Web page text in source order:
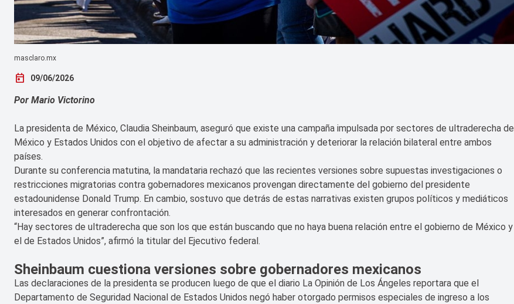
masclaro.mx
today 09/06/2026
Por Mario Victorino
La presidenta de México, Claudia Sheinbaum, aseguró que existe una campaña impulsada por sectores de ultraderecha de
México y Estados Unidos con el objetivo de afectar a su administración y deteriorar la relación bilateral entre ambos
países.
Durante su conferencia matutina, la mandataria rechazó que las recientes versiones sobre supuestas investigaciones o
restricciones migratorias contra gobernadores mexicanos provengan directamente del gobierno del presidente
estadounidense Donald Trump. En cambio, sostuvo que detrás de estas narrativas existen grupos políticos y mediáticos
interesados en generar confrontación.
“Hay sectores de ultraderecha que son los que están buscando que no haya buena relación entre el gobierno de México y
el de Estados Unidos”, afirmó la titular del Ejecutivo federal.
Sheinbaum cuestiona versiones sobre gobernadores mexicanos
Las declaraciones de la presidenta se producen luego de que el diario La Opinión de Los Ángeles reportara que el
Departamento de Seguridad Nacional de Estados Unidos negó haber otorgado permisos especiales de ingreso a los